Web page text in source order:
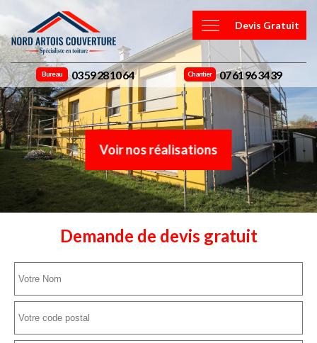
Devis Gratuit
Bureau 03 59 28 10 64 Chantier 07 61 96 34 39
Voir nos réalisations
Demande de devis gratuit